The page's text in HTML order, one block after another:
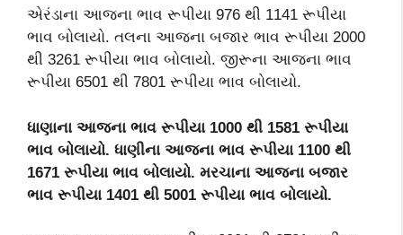
એરંડાના આજના ભાવ રૂપીયા 976 થી 1141 રૂપીયા
ભાવ બોલાયો. તલના આજના બજાર ભાવ રૂપીયા 2000
થી 3261 રૂપીયા ભાવ બોલાયો. જીરૂના આજના ભાવ
રૂપીયા 6501 થી 7801 રૂપીયા ભાવ બોલાયો.
ધાણાના આજના ભાવ રૂપીયા 1000 થી 1581 રૂપીયા
ભાવ બોલાયો. ધાણીના આજના ભાવ રૂપીયા 1100 થી
1671 રૂપીયા ભાવ બોલાયો. મરચાના આજના બજાર
ભાવ રૂપીયા 1401 થી 5001 રૂપીયા ભાવ બોલાયો.